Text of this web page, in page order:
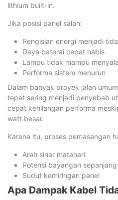
lithium built-in.
Jika posisi panel salah:
Pengisian energi menjadi
Daya baterai cepat habis
Lampu tidak mampu
Performa sistem menurun
Dalam banyak proyek jalan
tepat sering menjadi penyebab
cepat kehilangan performa
watt besar.
Karena itu, proses pemasangan
Arah sinar matahari
Potensi bayangan
Sudut kemiringan panel
Apa Dampak Kabel